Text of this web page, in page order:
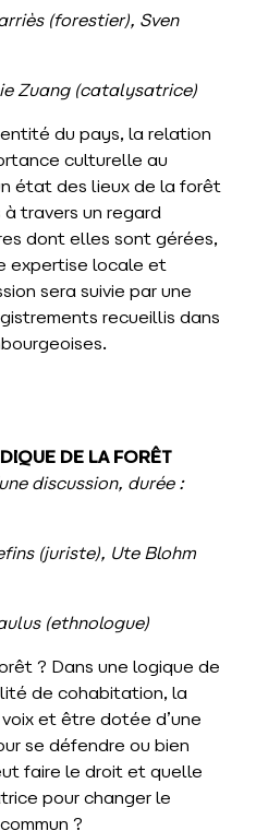
(forestier), Sven
Zuang (catalysatrice)
du pays, la relation
culturelle au
état des lieux de la forêt
travers un regard
dont elles sont gérées,
expertise locale et
sera suivie par une
recueillis dans
DE LA FORÊT
discussion, durée :
(juriste), Ute Blohm
(ethnologue)
? Dans une logique de
de cohabitation, la
et être dotée d’une
se défendre ou bien
faire le droit et quelle
pour changer le
?